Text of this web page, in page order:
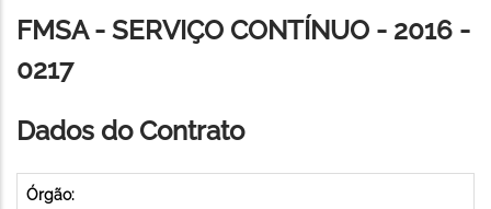
de
navegação
FMSA - SERVIÇO CONTÍNUO - 2016 -
0217
Dados do Contrato
Órgão: